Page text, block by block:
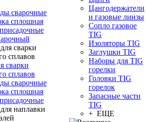
сварочные
сплошная
сварки
сплавов
сварочные
сплошная
Цангодержатели
и газовые линзы
Сопло газовое
TIG
Изоляторы TIG
Заглушки TIG
Наборы для TIG
горелки
Головки TIG
горелок
Запасные части
TIG
+ ЕЩЕ